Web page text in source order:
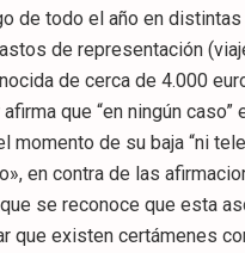
de todo el año en
de representación
de cerca de 4.000
que “en ningún
momento de su baja “ni
en contra de las
se reconoce que esta
que existen certámenes